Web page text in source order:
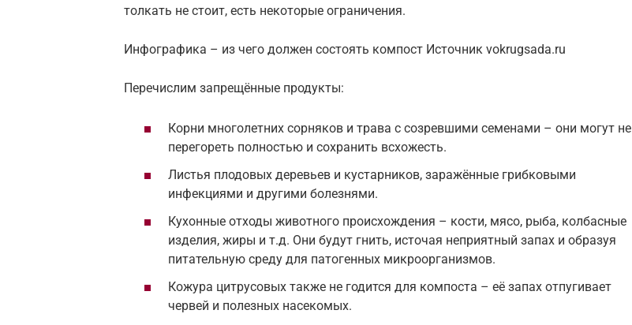
толкать не стоит, есть некоторые ограничения.
Инфографика – из чего должен состоять компост Источник vokrugsada.ru
Перечислим запрещённые продукты:
Корни многолетних сорняков и трава с созревшими семенами – они могут не
перегореть полностью и сохранить всхожесть.
Листья плодовых деревьев и кустарников, заражённые грибковыми
инфекциями и другими болезнями.
Кухонные отходы животного происхождения – кости, мясо, рыба, колбасные
изделия, жиры и т.д. Они будут гнить, источая неприятный запах и образуя
питательную среду для патогенных микроорганизмов.
Кожура цитрусовых также не годится для компоста – её запах отпугивает
червей и полезных насекомых.